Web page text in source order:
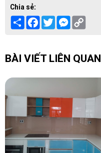
Chia sẻ:
ShareFacebook
TwitterMessenger
Copy
Link
BÀI VIẾT LIÊN QUAN